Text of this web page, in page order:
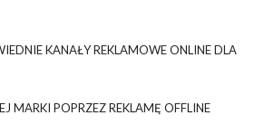
KANAŁY REKLAMOWE ONLINE DLA
MARKI POPRZEZ REKLAMĘ OFFLINE